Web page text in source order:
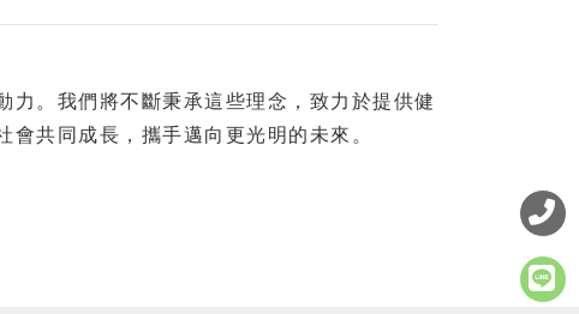
。我們將不斷秉承這些理念，致力於提供健
共同成長，攜手邁向更光明的未來。